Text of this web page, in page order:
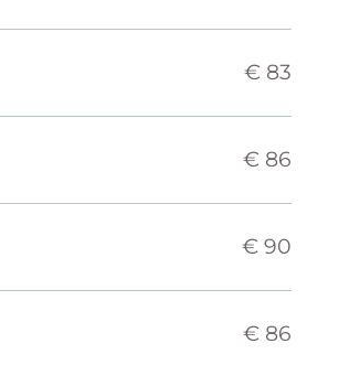
€ 83
€ 86
€ 90
€ 86